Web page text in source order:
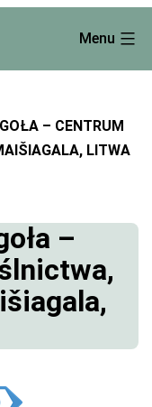
Menu
– CENTRUM
LITWA
–